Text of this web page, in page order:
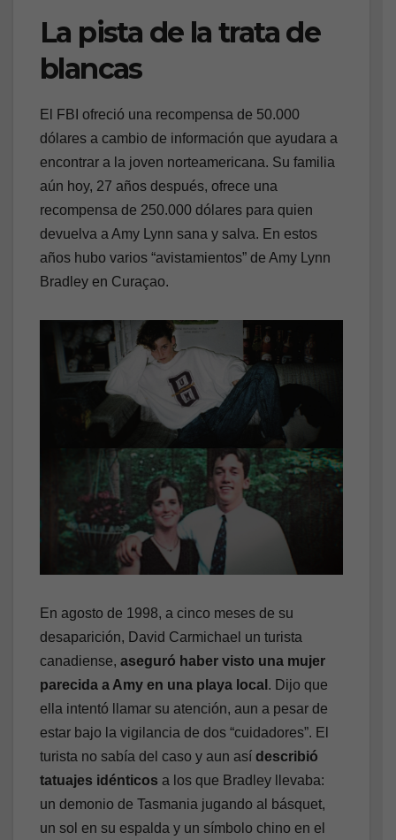
La pista de la trata de
blancas
El FBI ofreció una recompensa de 50.000
dólares a cambio de información que ayudara a
encontrar a la joven norteamericana. Su familia
aún hoy, 27 años después, ofrece una
recompensa de 250.000 dólares para quien
devuelva a Amy Lynn sana y salva. En estos
años hubo varios “avistamientos” de Amy Lynn
Bradley en Curaçao.
En agosto de 1998, a cinco meses de su
desaparición, David Carmichael un turista
canadiense, aseguró haber visto una mujer
parecida a Amy en una playa local . Dijo que
ella intentó llamar su atención, aun a pesar de
estar bajo la vigilancia de dos “cuidadores”. El
turista no sabía del caso y aun así describió
tatuajes idénticos a los que Bradley llevaba:
un demonio de Tasmania jugando al básquet,
un sol en su espalda y un símbolo chino en el